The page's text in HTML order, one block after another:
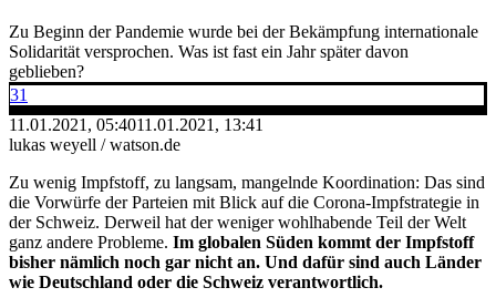
Zu Beginn der Pandemie wurde bei der Bekämpfung internationale
Solidarität versprochen. Was ist fast ein Jahr später davon
geblieben?
31
11.01.2021, 05:4011.01.2021, 13:41
lukas weyell / watson.de
Zu wenig Impfstoff, zu langsam, mangelnde Koordination: Das sind
die Vorwürfe der Parteien mit Blick auf die Corona-Impfstrategie in
der Schweiz. Derweil hat der weniger wohlhabende Teil der Welt
ganz andere Probleme. Im globalen Süden kommt der Impfstoff
bisher nämlich noch gar nicht an. Und dafür sind auch Länder
wie Deutschland oder die Schweiz verantwortlich.